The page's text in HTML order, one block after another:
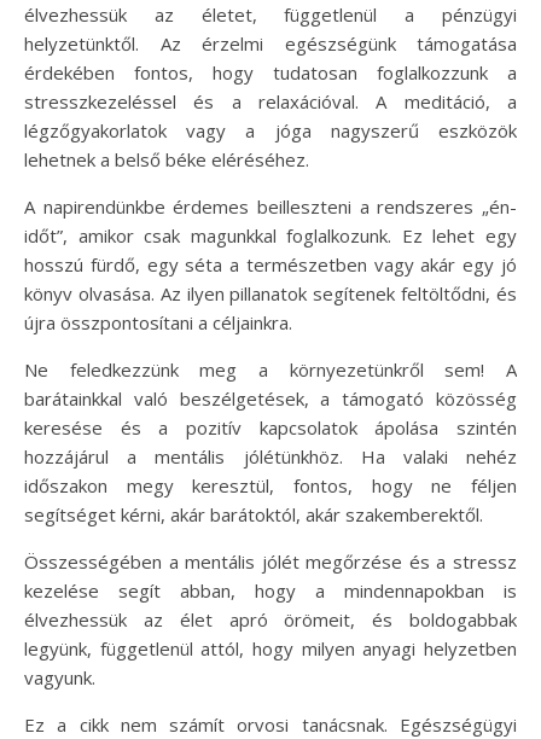
élvezhessük az életet, függetlenül a pénzügyi
helyzetünktől. Az érzelmi egészségünk támogatása
érdekében fontos, hogy tudatosan foglalkozzunk a
stresszkezeléssel és a relaxációval. A meditáció, a
légzőgyakorlatok vagy a jóga nagyszerű eszközök
lehetnek a belső béke eléréséhez.
A napirendünkbe érdemes beilleszteni a rendszeres „én-
időt”, amikor csak magunkkal foglalkozunk. Ez lehet egy
hosszú fürdő, egy séta a természetben vagy akár egy jó
könyv olvasása. Az ilyen pillanatok segítenek feltöltődni, és
újra összpontosítani a céljainkra.
Ne feledkezzünk meg a környezetünkről sem! A
barátainkkal való beszélgetések, a támogató közösség
keresése és a pozitív kapcsolatok ápolása szintén
hozzájárul a mentális jólétünkhöz. Ha valaki nehéz
időszakon megy keresztül, fontos, hogy ne féljen
segítséget kérni, akár barátoktól, akár szakemberektől.
Összességében a mentális jólét megőrzése és a stressz
kezelése segít abban, hogy a mindennapokban is
élvezhessük az élet apró örömeit, és boldogabbak
legyünk, függetlenül attól, hogy milyen anyagi helyzetben
vagyunk.
Ez a cikk nem számít orvosi tanácsnak. Egészségügyi